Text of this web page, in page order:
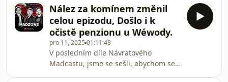
mýty a pověsti? 🏰 V dnešní, už 26.
epizodě MadCastu, se společně
ponoříme do hlubin české historie a
prozkoumáme místo Červená Řečice.👇
DEJ NÁM VĚDĚT V KOMENTÁŘÍCH: 👇
Byli jste někdy v Červené Řečici? Zažili
jste tam něco nevysvětlitelného? Nebo
Nález za komínem změnil
celou epizodu, Došlo i k
očistě penzionu u Wéwody.
pro 11, 2025 01:11:48
V posledním díle Návratového
Madcastu, jsme se sešli, abychom se